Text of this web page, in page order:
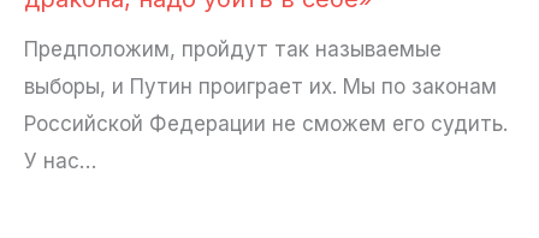
Предположим, пройдут так называемые
выборы, и Путин проиграет их. Мы по законам
Российской Федерации не сможем его судить.
У нас…